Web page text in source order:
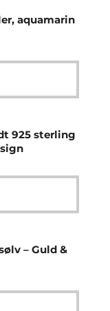
aquamarin
925 sterling
– Guld &